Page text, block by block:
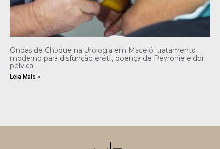
Ondas de Choque na Urologia em Maceió: tratamento
moderno para disfunção erétil, doença de Peyronie e dor
pélvica
Leia Mais »